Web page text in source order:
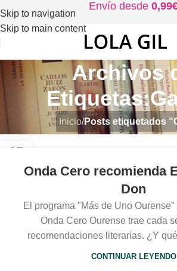
Skip to navigation
Skip to main content
Envío desde
Archivos
Inicio/Posts etiquetados
27
Onda Cero recomienda
Don
El programa "Más de Uno
Onda Cero Ourense trae cada
recomendaciones literarias. ¿Y
CONTINUAR LEYENDO